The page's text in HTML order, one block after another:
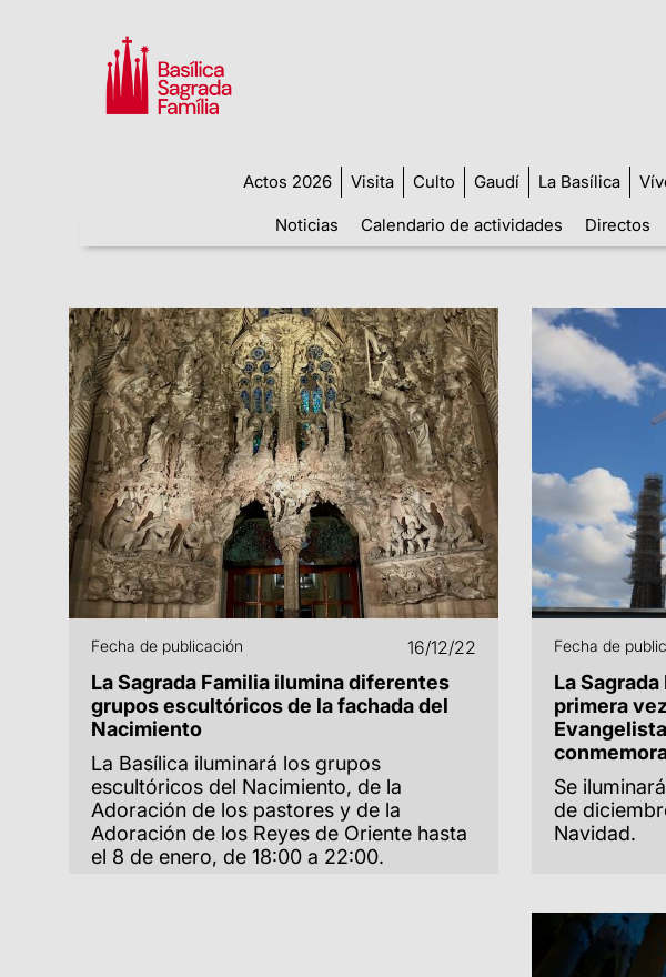
Actos 2026 Visita Culto Gaudí La Basílica
Noticias
Calendario de actividades Directos
Fecha de publicación 16/12/22
La Sagrada Familia ilumina diferentes
grupos escultóricos de la fachada del
Nacimiento
La Basílica iluminará los grupos
escultóricos del Nacimiento, de la
Adoración de los pastores y de la
Adoración de los Reyes de Oriente hasta
el 8 de enero, de 18:00 a 22:00.
Fecha de
La
primera
Se
de
Navidad.